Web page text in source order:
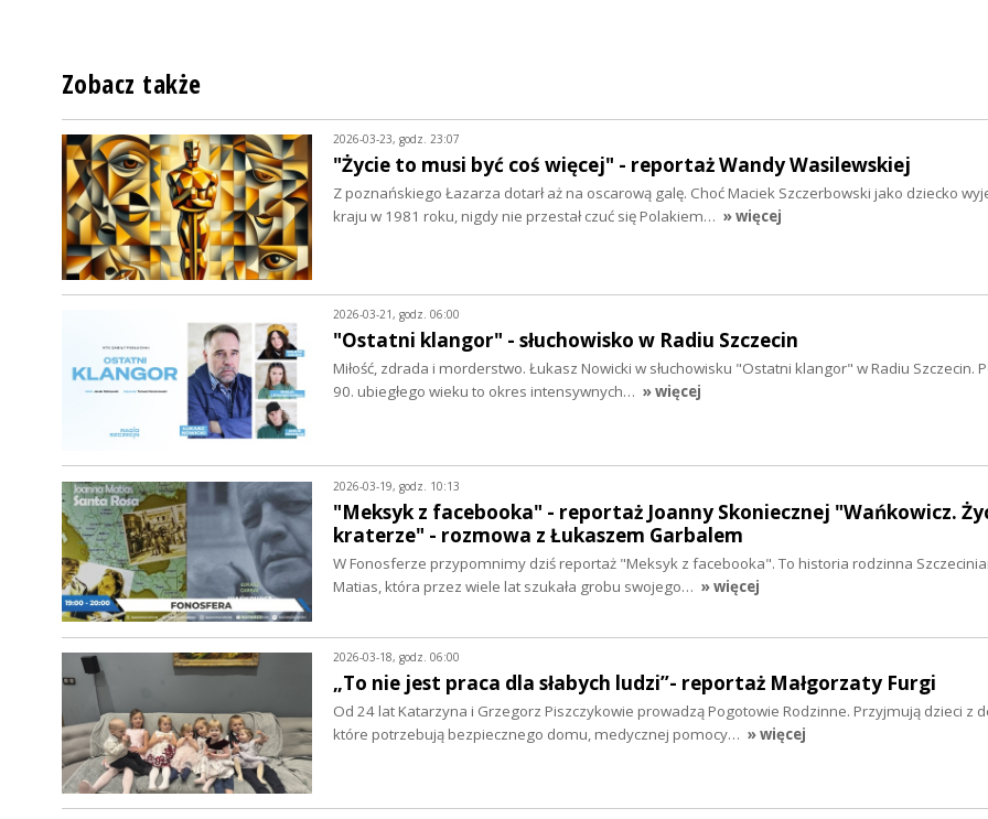
Zobacz także
2026-03-23, godz. 23:07
"Życie to musi być coś więcej" - reportaż Wandy Wasilewskiej
Z poznańskiego Łazarza dotarł aż na oscarową galę. Choć Maciek Szczerbowski jako dziecko
kraju w 1981 roku, nigdy nie przestał czuć się Polakiem… » więcej
2026-03-21, godz. 06:00
"Ostatni klangor" - słuchowisko w Radiu Szczecin
Miłość, zdrada i morderstwo. Łukasz Nowicki w słuchowisku "Ostatni klangor" w Radiu Szczecin.
90. ubiegłego wieku to okres intensywnych… » więcej
2026-03-19, godz. 10:13
"Meksyk z facebooka" - reportaż Joanny Skoniecznej "Wańkowicz.
kraterze" - rozmowa z Łukaszem Garbalem
W Fonosferze przypomnimy dziś reportaż "Meksyk z facebooka". To historia rodzinna
Matias, która przez wiele lat szukała grobu swojego… » więcej
2026-03-18, godz. 06:00
„To nie jest praca dla słabych ludzi”- reportaż Małgorzaty Furgi
Od 24 lat Katarzyna i Grzegorz Piszczykowie prowadzą Pogotowie Rodzinne. Przyjmują dzieci z
które potrzebują bezpiecznego domu, medycznej pomocy… » więcej